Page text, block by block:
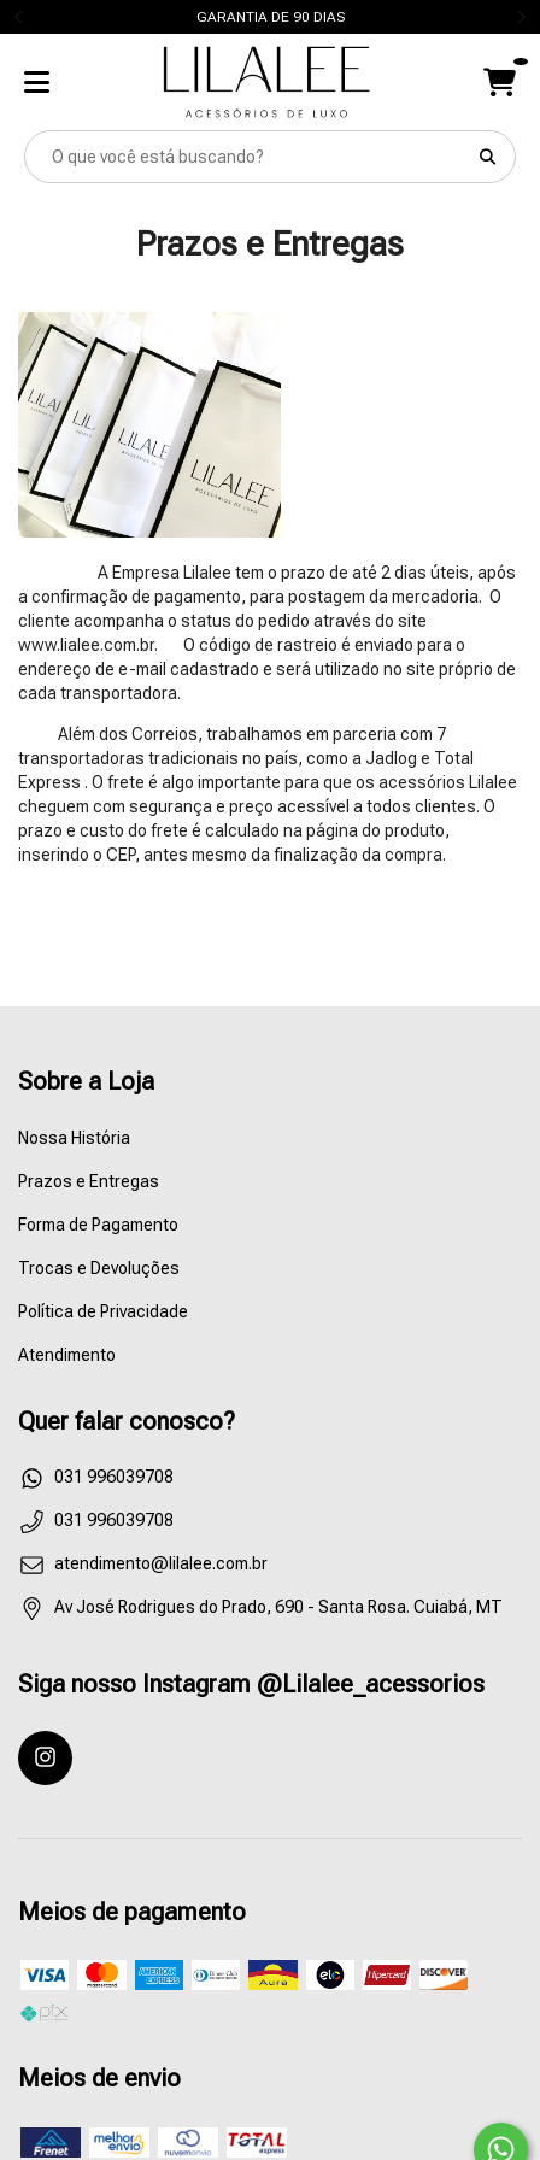
GARANTIA DE 90 DIAS
Prazos e Entregas
A Empresa Lilalee tem o prazo de até 2 dias úteis, após
a confirmação de pagamento, para postagem da mercadoria. O
cliente acompanha o status do pedido através do site
www.lialee.com.br. O código de rastreio é enviado para o
endereço de e-mail cadastrado e será utilizado no site próprio de
cada transportadora.
Além dos Correios, trabalhamos em parceria com 7
transportadoras tradicionais no país, como a Jadlog e Total
Express . O frete é algo importante para que os acessórios Lilalee
cheguem com segurança e preço acessível a todos clientes. O
prazo e custo do frete é calculado na página do produto,
inserindo o CEP, antes mesmo da finalização da compra.
Sobre a Loja
Nossa História
Prazos e Entregas
Forma de Pagamento
Trocas e Devoluções
Política de Privacidade
Atendimento
Quer falar conosco?
55031996039708
031 996039708
atendimento@lilalee.com.br
Av José Rodrigues do Prado, 690 - Santa Rosa. Cuiabá, MT
Siga nosso Instagram @Lilalee_acessorios
Meios de pagamento
Meios de envio